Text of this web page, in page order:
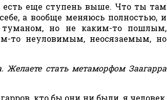
есть еще ступень выше. Что ты там
а вообще меняюсь полностью, и
но не каким-то пошлым,
то неуловимым, неосязаемым, но
стать метаморфом Заагарра
кто бы они ни были, я человек,